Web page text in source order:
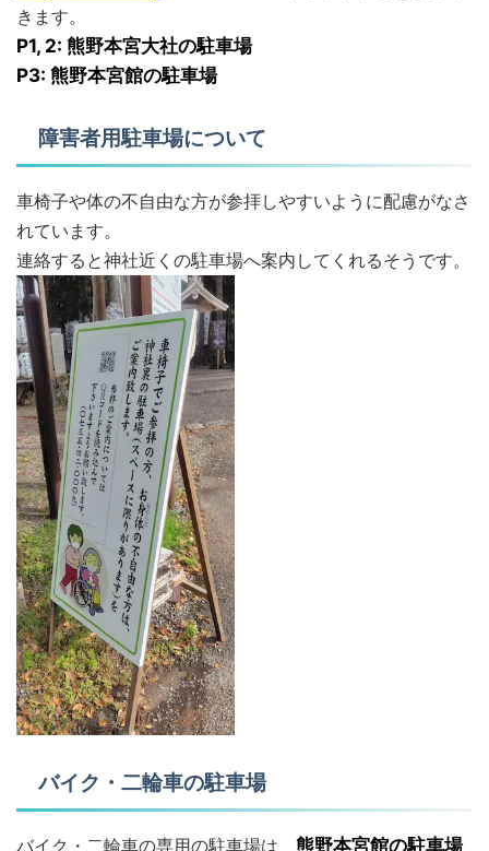
きます。
P1, 2: 熊野本宮大社の駐車場
P3: 熊野本宮館の駐車場
障害者用駐車場について
車椅子や体の不自由な方が参拝しやすいように配慮がなさ
れています。
連絡すると神社近くの駐車場へ案内してくれるそうです。
バイク・二輪車の駐車場
バイク・二輪車の専用の駐車場は、 熊野本宮館の駐車場